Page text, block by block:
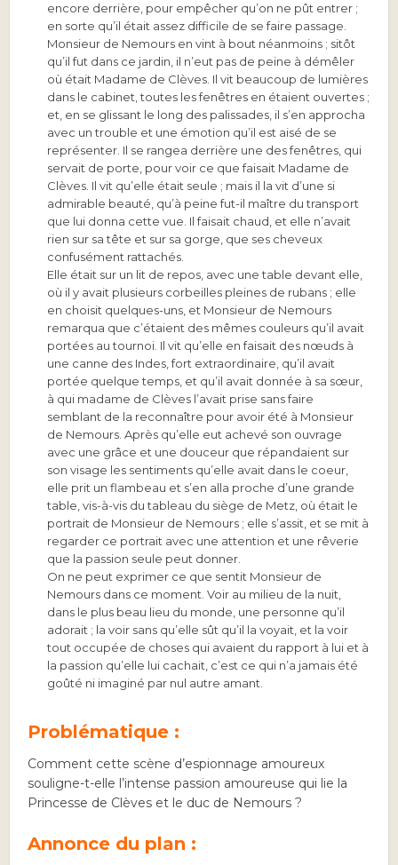
encore derrière, pour empêcher qu’on ne pût entrer ;
en sorte qu’il était assez difficile de se faire passage.
Monsieur de Nemours en vint à bout néanmoins ; sitôt
qu’il fut dans ce jardin, il n’eut pas de peine à démêler
où était Madame de Clèves. Il vit beaucoup de lumières
dans le cabinet, toutes les fenêtres en étaient ouvertes ;
et, en se glissant le long des palissades, il s’en approcha
avec un trouble et une émotion qu’il est aisé de se
représenter. Il se rangea derrière une des fenêtres, qui
servait de porte, pour voir ce que faisait Madame de
Clèves. Il vit qu’elle était seule ; mais il la vit d’une si
admirable beauté, qu’à peine fut-il maître du transport
que lui donna cette vue. Il faisait chaud, et elle n’avait
rien sur sa tête et sur sa gorge, que ses cheveux
confusément rattachés.
Elle était sur un lit de repos, avec une table devant elle,
où il y avait plusieurs corbeilles pleines de rubans ; elle
en choisit quelques-uns, et Monsieur de Nemours
remarqua que c’étaient des mêmes couleurs qu’il avait
portées au tournoi. Il vit qu’elle en faisait des nœuds à
une canne des Indes, fort extraordinaire, qu’il avait
portée quelque temps, et qu’il avait donnée à sa sœur,
à qui madame de Clèves l’avait prise sans faire
semblant de la reconnaître pour avoir été à Monsieur
de Nemours. Après qu’elle eut achevé son ouvrage
avec une grâce et une douceur que répandaient sur
son visage les sentiments qu’elle avait dans le coeur,
elle prit un flambeau et s’en alla proche d’une grande
table, vis-à-vis du tableau du siège de Metz, où était le
portrait de Monsieur de Nemours ; elle s’assit, et se mit à
regarder ce portrait avec une attention et une rêverie
que la passion seule peut donner.
On ne peut exprimer ce que sentit Monsieur de
Nemours dans ce moment. Voir au milieu de la nuit,
dans le plus beau lieu du monde, une personne qu’il
adorait ; la voir sans qu’elle sût qu’il la voyait, et la voir
tout occupée de choses qui avaient du rapport à lui et à
la passion qu’elle lui cachait, c’est ce qui n’a jamais été
goûté ni imaginé par nul autre amant.
Problématique :
Comment cette scène d’espionnage amoureux
souligne-t-elle l’intense passion amoureuse qui lie la
Princesse de Clèves et le duc de Nemours ?
Annonce du plan :